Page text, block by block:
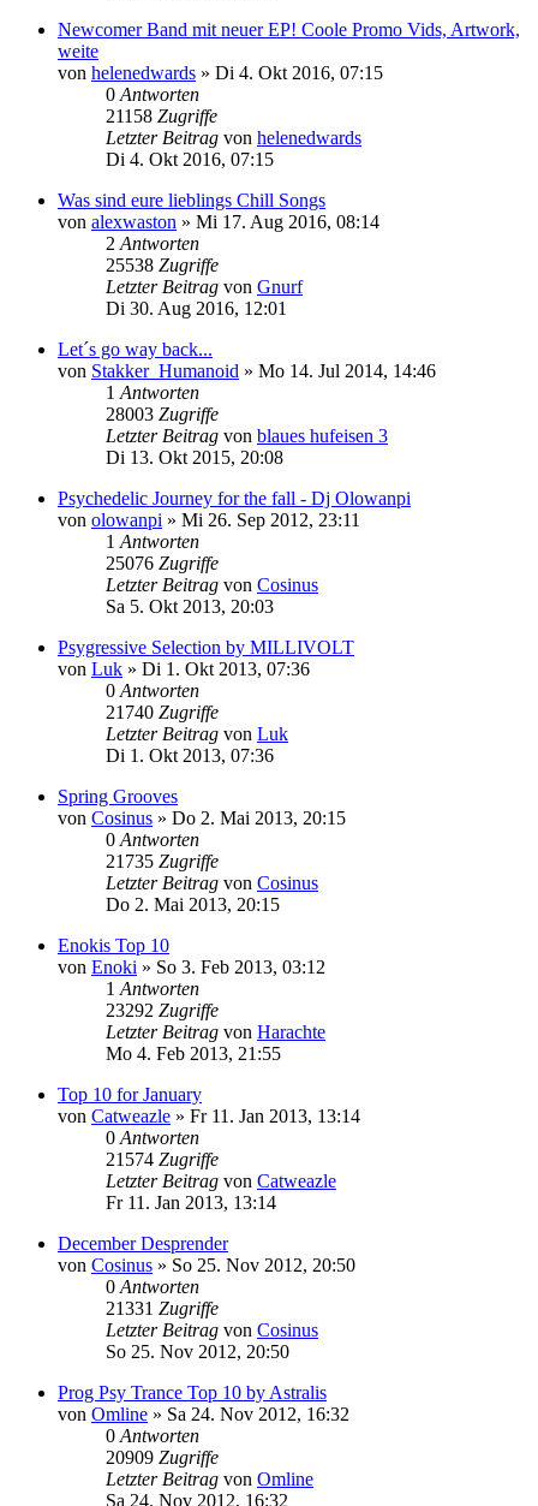
Newcomer Band mit neuer EP! Coole Promo Vids, Artwork,
weite
von helenedwards » Di 4. Okt 2016, 07:15
0 Antworten
21158 Zugriffe
Letzter Beitrag von helenedwards
Di 4. Okt 2016, 07:15
Was sind eure lieblings Chill Songs
von alexwaston » Mi 17. Aug 2016, 08:14
2 Antworten
25538 Zugriffe
Letzter Beitrag von Gnurf
Di 30. Aug 2016, 12:01
Let´s go way back...
von Stakker_Humanoid » Mo 14. Jul 2014, 14:46
1 Antworten
28003 Zugriffe
Letzter Beitrag von blaues hufeisen 3
Di 13. Okt 2015, 20:08
Psychedelic Journey for the fall - Dj Olowanpi
von olowanpi » Mi 26. Sep 2012, 23:11
1 Antworten
25076 Zugriffe
Letzter Beitrag von Cosinus
Sa 5. Okt 2013, 20:03
Psygressive Selection by MILLIVOLT
von Luk » Di 1. Okt 2013, 07:36
0 Antworten
21740 Zugriffe
Letzter Beitrag von Luk
Di 1. Okt 2013, 07:36
Spring Grooves
von Cosinus » Do 2. Mai 2013, 20:15
0 Antworten
21735 Zugriffe
Letzter Beitrag von Cosinus
Do 2. Mai 2013, 20:15
Enokis Top 10
von Enoki » So 3. Feb 2013, 03:12
1 Antworten
23292 Zugriffe
Letzter Beitrag von Harachte
Mo 4. Feb 2013, 21:55
Top 10 for January
von Catweazle » Fr 11. Jan 2013, 13:14
0 Antworten
21574 Zugriffe
Letzter Beitrag von Catweazle
Fr 11. Jan 2013, 13:14
December Desprender
von Cosinus » So 25. Nov 2012, 20:50
0 Antworten
21331 Zugriffe
Letzter Beitrag von Cosinus
So 25. Nov 2012, 20:50
Prog Psy Trance Top 10 by Astralis
von Omline » Sa 24. Nov 2012, 16:32
0 Antworten
20909 Zugriffe
Letzter Beitrag von Omline
Sa 24. Nov 2012, 16:32